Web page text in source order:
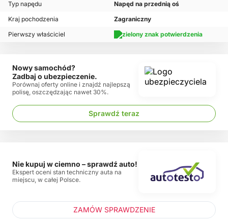
Typ napędu
Napęd na przednią oś
Kraj pochodzenia
Zagraniczny
Pierwszy właściciel
Nowy samochód?
Zadbaj o ubezpieczenie.
Porównaj oferty online i znajdź najlepszą
polisę, oszczędzając nawet 30%.
Sprawdź teraz
Nie kupuj w ciemno – sprawdź auto!
Ekspert oceni stan techniczny auta na
miejscu, w całej Polsce.
ZAMÓW SPRAWDZENIE